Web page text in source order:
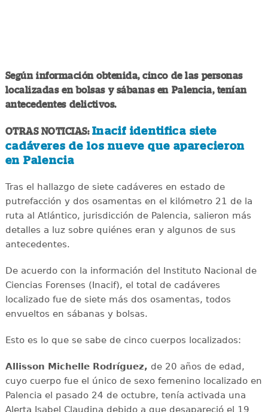
Según información obtenida, cinco de las personas
localizadas en bolsas y sábanas en Palencia, tenían
antecedentes delictivos.
OTRAS NOTICIAS: Inacif identifica siete
cadáveres de los nueve que aparecieron
en Palencia
Tras el hallazgo de siete cadáveres en estado de
putrefacción y dos osamentas en el kilómetro 21 de la
ruta al Atlántico, jurisdicción de Palencia, salieron más
detalles a luz sobre quiénes eran y algunos de sus
antecedentes.
De acuerdo con la información del Instituto Nacional de
Ciencias Forenses (Inacif), el total de cadáveres
localizado fue de siete más dos osamentas, todos
envueltos en sábanas y bolsas.
Esto es lo que se sabe de cinco cuerpos localizados:
Allisson Michelle Rodríguez, de 20 años de edad,
cuyo cuerpo fue el único de sexo femenino localizado en
Palencia el pasado 24 de octubre, tenía activada una
Alerta Isabel Claudina debido a que desapareció el 19